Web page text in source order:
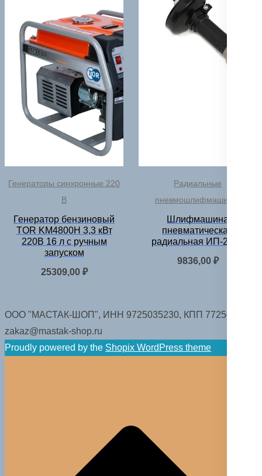
Генераторы синхронные 220
В
Генератор бензиновый
TOR KM4800H 3,3 кВт
220В 16 л с ручным
запуском
25309,00 ₽
Радиальные
пневмошлифмашинки
Шлифмашина
пневматическая
радиальная ИП-2063
9836,00 ₽
ООО "МАСТАК-ШОП", ИНН 9725035230, КПП 772501001.
zakaz@mastak-shop.ru
Proudly powered by the Shopix WordPress theme